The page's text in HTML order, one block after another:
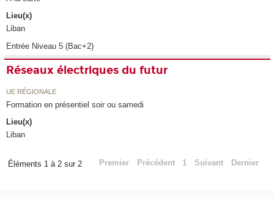
Lieu(x)
Liban
Entrée Niveau 5 (Bac+2)
Réseaux électriques du futur
UE RÉGIONALE
Formation en présentiel soir ou samedi
Lieu(x)
Liban
Éléments 1 à 2 sur 2 Premier Précédent 1 Suivant Dernier